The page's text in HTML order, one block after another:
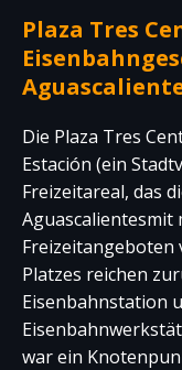
Plaza Tres
Die Plaza Tres
Estación (ein
Freizeitareal, das
Aguascalientesmit
Freizeitangeboten
Platzes reichen
Eisenbahnstation
war ein